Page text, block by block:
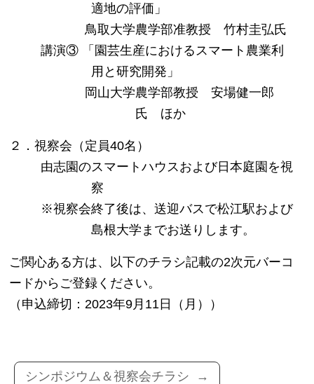
適地の評価」
鳥取大学農学部准教授 竹村圭弘氏
講演③ 「園芸生産におけるスマート農業利
用と研究開発」
岡山大学農学部教授 安場健一郎
氏 ほか
２．視察会（定員40名）
由志園のスマートハウスおよび日本庭園を視
察
※視察会終了後は、送迎バスで松江駅および
島根大学までお送りします。
ご関心ある方は、以下のチラシ記載の2次元バーコ
ードからご登録ください。
（申込締切：2023年9月11日（月））
シンポジウム＆視察会チラシ →